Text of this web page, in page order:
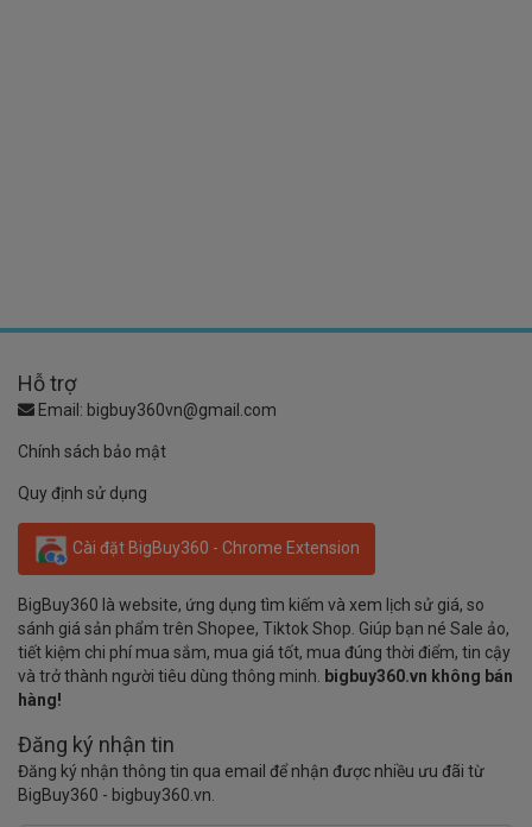
Hỗ trợ
Email: bigbuy360vn@gmail.com
Chính sách bảo mật
Quy định sử dụng
Cài đặt BigBuy360 - Chrome Extension
BigBuy360 là website, ứng dụng tìm kiếm và xem lịch sử giá, so
sánh giá sản phẩm trên Shopee, Tiktok Shop. Giúp bạn né Sale ảo,
tiết kiệm chi phí mua sắm, mua giá tốt, mua đúng thời điểm, tin cậy
và trở thành người tiêu dùng thông minh.
bigbuy360.vn không bán
hàng!
Đăng ký nhận tin
Đăng ký nhận thông tin qua email để nhận được nhiều ưu đãi từ
BigBuy360 - bigbuy360.vn.